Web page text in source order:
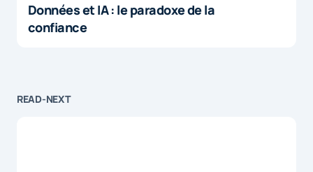
Données et IA : le paradoxe de la
confiance
READ-NEXT